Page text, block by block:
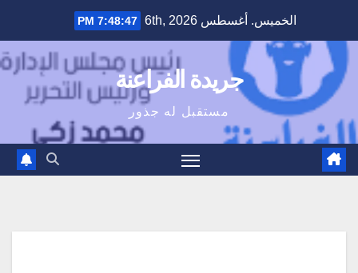
content
الخميس. أغسطس 6th, 2026 7:48:48 PM
جريدة الفراعنة
مستقبل له جذور